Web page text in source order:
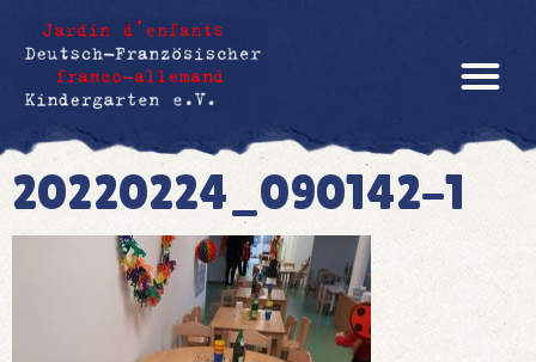
20220224_090142-1